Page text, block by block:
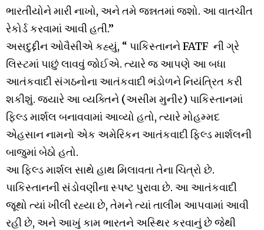
ભારતીયોને મારી નાખો, અને તમે જન્નતમાં જશો. આ વાતચીત
રેકોર્ડ કરવામાં આવી હતી.”
અસદુદ્દીન ઓવૈસીએ કહ્યું, “ પાકિસ્તાનને FATF ની ગ્રે
લિસ્ટમાં પાછું લાવવું જોઈએ. ત્યારે જ આપણે આ બધા
આતંકવાદી સંગઠનોના આતંકવાદી ભંડોળને નિયંત્રિત કરી
શકીશું. જ્યારે આ વ્યક્તિને (અસીમ મુનીર) પાકિસ્તાનમાં
ફિલ્ડ માર્શલ બનાવવામાં આવ્યો હતો, ત્યારે મોહમ્મદ
એહસાન નામનો એક અમેરિકન આતંકવાદી ફિલ્ડ માર્શલની
બાજુમાં બેઠો હતો.
આ ફિલ્ડ માર્શલ સાથે હાથ મિલાવતા તેના ચિત્રો છે.
પાકિસ્તાનની સંડોવણીના સ્પષ્ટ પુરાવા છે. આ આતંકવાદી
જૂથો ત્યાં ખીલી રહ્યા છે, તેમને ત્યાં તાલીમ આપવામાં આવી
રહી છે, અને આખું કામ ભારતને અસ્થિર કરવાનું છે જેથી